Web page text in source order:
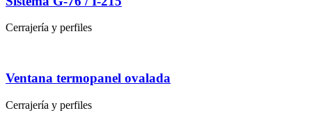
Cerrajería y perfiles
Ventana termopanel ovalada
Cerrajería y perfiles